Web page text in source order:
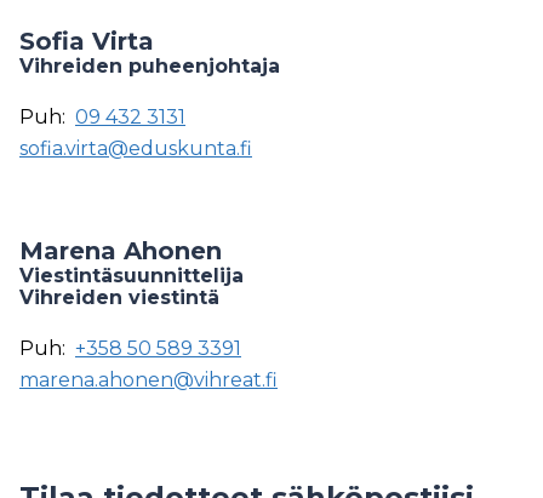
Sofia Virta
Vihreiden puheenjohtaja
Puh: 09 432 3131
sofia.virta@eduskunta.fi
Marena Ahonen
Viestintäsuunnittelija
Vihreiden viestintä
Puh: +358 50 589 3391
marena.ahonen@vihreat.fi